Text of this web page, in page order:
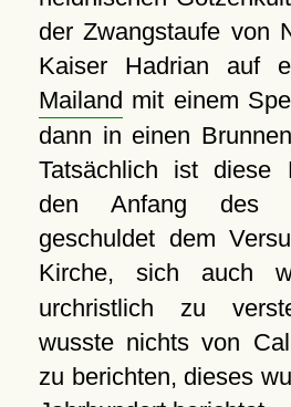
der Zwangstaufe von
Kaiser Hadrian auf
Mailand mit einem
dann in einen
Tatsächlich ist diese
den Anfang des
geschuldet dem
Kirche, sich auch
urchristlich zu
wusste nichts von
zu berichten, dieses